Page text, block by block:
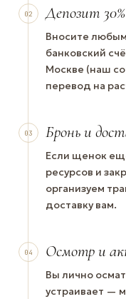
02 Депозит 30%
Вносите
банковский
Москве (наш
перевод на
03 Бронь и
Если щенок
ресурсов и
организуем
доставку вам.
04 Осмотр и
Вы лично
устраивает —